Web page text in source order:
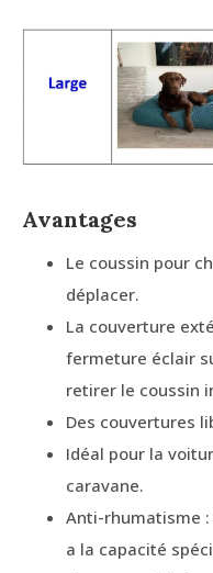
Avantages
Le coussin pour
déplacer.
La couverture
fermeture éclair
retirer le coussin
Des couvertures
Idéal pour la
caravane.
Anti-rhumatisme
a la capacité